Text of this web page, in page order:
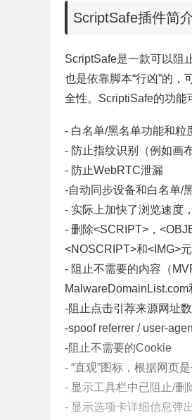
ScriptSafe插件简
ScriptSafe是一款可以阻
也是依靠脚本“行凶”的，
全性。 ScriptiSafe的功能
- 白名单/黑名单功能和粒
- 防止指纹识别（例如画布
- 防止WebRTC泄漏
-自动同步设备和白名单/
- 实际上加快了浏览速度
- 删除<SCRIPT>，
<NOSCRIPT>和<IMG>
- 阻止不需要的内容（
MalwareDomainList.com
-阻止点击引荐来源网址
-spoof referrer / user-
-阻止不需要的Cookie
- “直观”图标，根据网页
- 显示工具栏中已阻止/删
- 显示选项卡详细信息弹